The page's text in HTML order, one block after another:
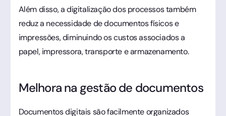
Além disso, a digitalização dos processos também
reduz a necessidade de documentos físicos e
impressões, diminuindo os custos associados a
papel, impressora, transporte e armazenamento.
Melhora na gestão de documentos
Documentos digitais são facilmente organizados